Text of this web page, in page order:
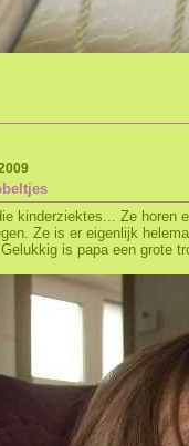
kinderziektes... Ze horen
Ze is er eigenlijk
is papa een grote